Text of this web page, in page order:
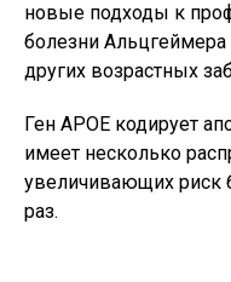
новые подходы к
болезни
других возрастных
Ген APOE кодирует
имеет несколько
увеличивающих риск
раз.